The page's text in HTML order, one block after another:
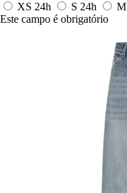
XS 24h S 24h M
Este campo é obrigatório